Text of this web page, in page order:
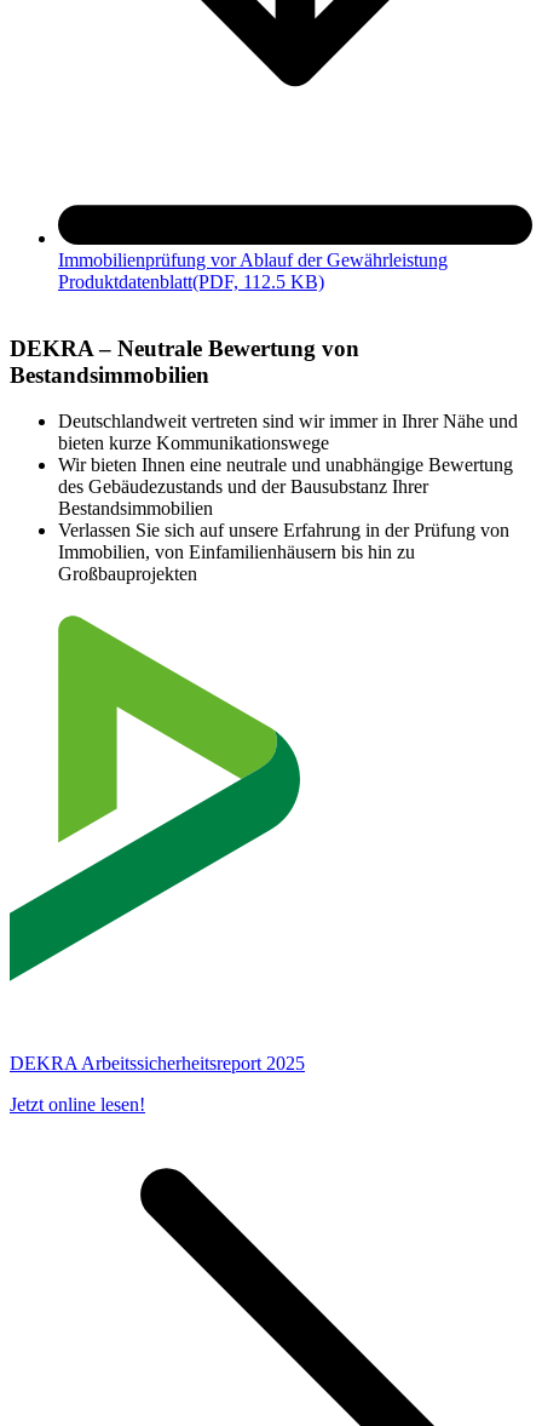
Immobilienprüfung vor Ablauf der Gewährleistung
Produktdatenblatt(PDF, 112.5 KB)
DEKRA – Neutrale Bewertung von
Bestandsimmobilien
Deutschlandweit vertreten sind wir immer in Ihrer Nähe und
bieten kurze Kommunikationswege
Wir bieten Ihnen eine neutrale und unabhängige Bewertung
des Gebäudezustands und der Bausubstanz Ihrer
Bestandsimmobilien
Verlassen Sie sich auf unsere Erfahrung in der Prüfung von
Immobilien, von Einfamilienhäusern bis hin zu
Großbauprojekten
DEKRA Arbeitssicherheitsreport 2025
Jetzt online lesen!